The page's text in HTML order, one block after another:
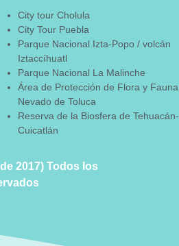
City tour Cholula
City Tour Puebla
Parque Nacional Izta-Popo / volcán
Iztaccíhuatl
Parque Nacional La Malinche
Área de Protección de Flora y Fauna
Nevado de Toluca
Reserva de la Biosfera de Tehuacán-
Cuicatlán
2017) Todos los